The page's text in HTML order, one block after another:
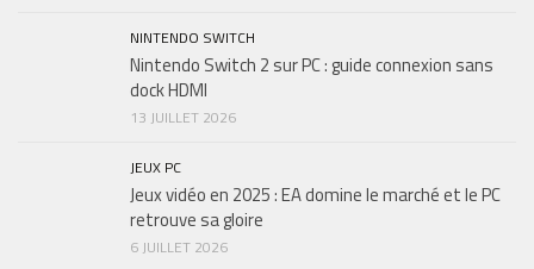
NINTENDO SWITCH
Nintendo Switch 2 sur PC : guide connexion sans
dock HDMI
13 JUILLET 2026
JEUX PC
Jeux vidéo en 2025 : EA domine le marché et le PC
retrouve sa gloire
6 JUILLET 2026